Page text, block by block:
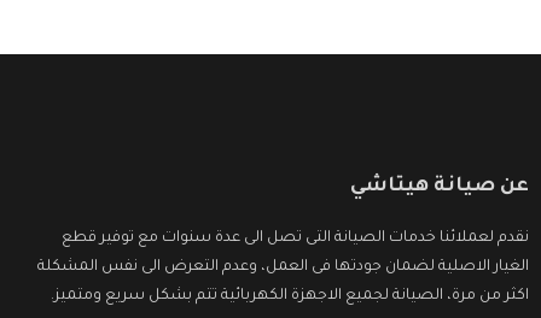
عن صيانة هيتاشي
نقدم لعملائنا خدمات الصيانة التى تصل الى عدة سنوات مع توفير قطع
الغيار الاصلية لضمان جودتها فى العمل، وعدم التعرض الى نفس المشكلة
اكثر من مرة، الصيانة لجميع الاجهزة الكهربائية تتم بشكل سريع ومتميز.